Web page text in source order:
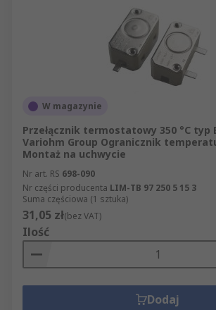
W magazynie
Przełącznik termostatowy 350 °C typ
Variohm Group Ogranicznik
Montaż na uchwycie
Nr art. RS 698-090
Nr części producenta LIM-TB 97 250 5 15 3
Suma częściowa (1 sztuka)
31,05 zł(bez VAT)
Ilość
Dodaj